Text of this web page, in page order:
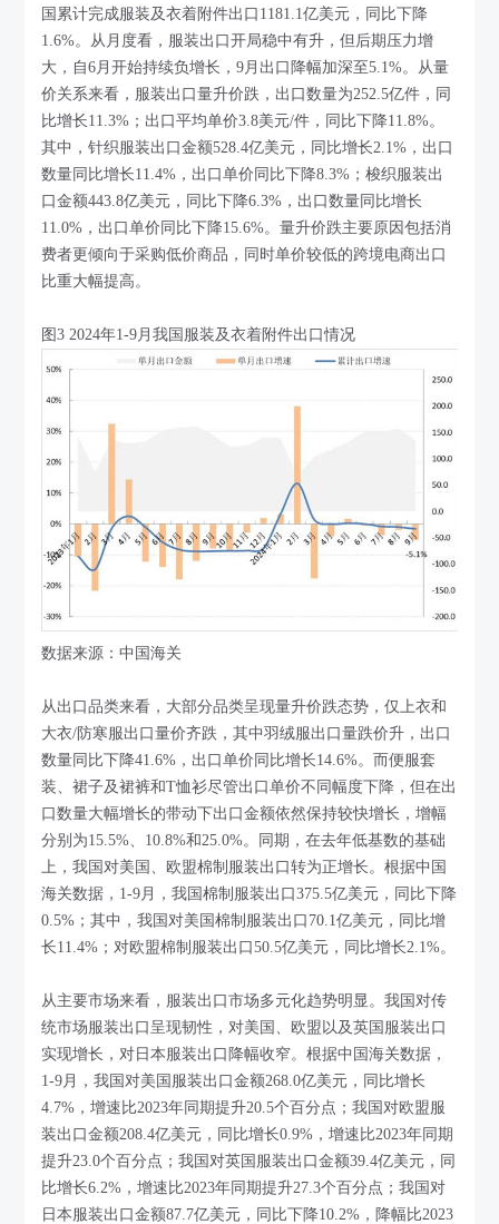
国累计完成服装及衣着附件出口1181.1亿美元，同比下降
1.6%。从月度看，服装出口开局稳中有升，但后期压力增
大，自6月开始持续负增长，9月出口降幅加深至5.1%。从量
价关系来看，服装出口量升价跌，出口数量为252.5亿件，同
比增长11.3%；出口平均单价3.8美元/件，同比下降11.8%。
其中，针织服装出口金额528.4亿美元，同比增长2.1%，出口
数量同比增长11.4%，出口单价同比下降8.3%；梭织服装出
口金额443.8亿美元，同比下降6.3%，出口数量同比增长
11.0%，出口单价同比下降15.6%。量升价跌主要原因包括消
费者更倾向于采购低价商品，同时单价较低的跨境电商出口
比重大幅提高。
图3 2024年1-9月我国服装及衣着附件出口情况
数据来源：中国海关
从出口品类来看，大部分品类呈现量升价跌态势，仅上衣和
大衣/防寒服出口量价齐跌，其中羽绒服出口量跌价升，出口
数量同比下降41.6%，出口单价同比增长14.6%。而便服套
装、裙子及裙裤和T恤衫尽管出口单价不同幅度下降，但在出
口数量大幅增长的带动下出口金额依然保持较快增长，增幅
分别为15.5%、10.8%和25.0%。同期，在去年低基数的基础
上，我国对美国、欧盟棉制服装出口转为正增长。根据中国
海关数据，1-9月，我国棉制服装出口375.5亿美元，同比下降
0.5%；其中，我国对美国棉制服装出口70.1亿美元，同比增
长11.4%；对欧盟棉制服装出口50.5亿美元，同比增长2.1%。
从主要市场来看，服装出口市场多元化趋势明显。我国对传
统市场服装出口呈现韧性，对美国、欧盟以及英国服装出口
实现增长，对日本服装出口降幅收窄。根据中国海关数据，
1-9月，我国对美国服装出口金额268.0亿美元，同比增长
4.7%，增速比2023年同期提升20.5个百分点；我国对欧盟服
装出口金额208.4亿美元，同比增长0.9%，增速比2023年同期
提升23.0个百分点；我国对英国服装出口金额39.4亿美元，同
比增长6.2%，增速比2023年同期提升27.3个百分点；我国对
日本服装出口金额87.7亿美元，同比下降10.2%，降幅比2023